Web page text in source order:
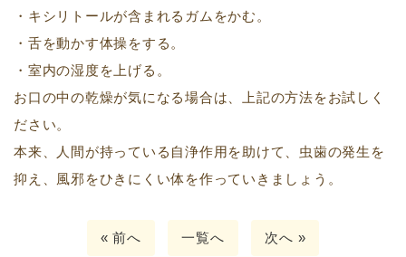
・キシリトールが含まれるガムをかむ。
・舌を動かす体操をする。
・室内の湿度を上げる。
お口の中の乾燥が気になる場合は、上記の方法をお試しく
ださい。
本来、人間が持っている自浄作用を助けて、虫歯の発生を
抑え、風邪をひきにくい体を作っていきましょう。
« 前へ 一覧へ 次へ »